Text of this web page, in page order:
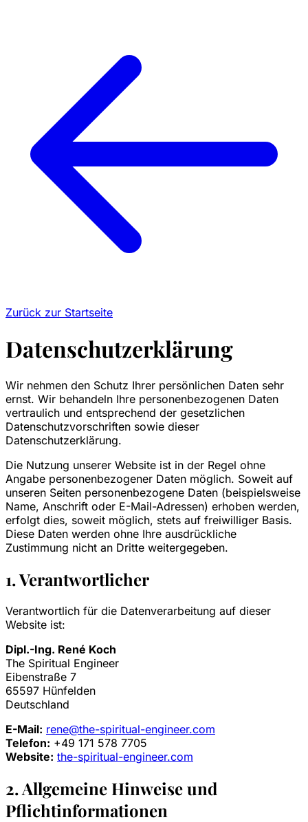
Zurück zur Startseite
Datenschutzerklärung
Wir nehmen den Schutz Ihrer persönlichen Daten sehr
ernst. Wir behandeln Ihre personenbezogenen Daten
vertraulich und entsprechend der gesetzlichen
Datenschutzvorschriften sowie dieser
Datenschutzerklärung.
Die Nutzung unserer Website ist in der Regel ohne
Angabe personenbezogener Daten möglich. Soweit auf
unseren Seiten personenbezogene Daten (beispielsweise
Name, Anschrift oder E-Mail-Adressen) erhoben werden,
erfolgt dies, soweit möglich, stets auf freiwilliger Basis.
Diese Daten werden ohne Ihre ausdrückliche
Zustimmung nicht an Dritte weitergegeben.
1. Verantwortlicher
Verantwortlich für die Datenverarbeitung auf dieser
Website ist:
Dipl.-Ing. René Koch
The Spiritual Engineer
Eibenstraße 7
65597 Hünfelden
Deutschland
E-Mail: rene@the-spiritual-engineer.com
Telefon: +49 171 578 7705
Website: the-spiritual-engineer.com
2. Allgemeine Hinweise und
Pflichtinformationen